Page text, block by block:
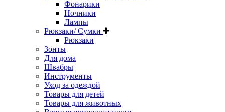
Фонарики
Ночники
Лампы
Рюкзаки/ Сумки
Рюкзаки
Зонты
Для дома
Швабры
Инструменты
Уход за одеждой
Товары для детей
Товары для животных